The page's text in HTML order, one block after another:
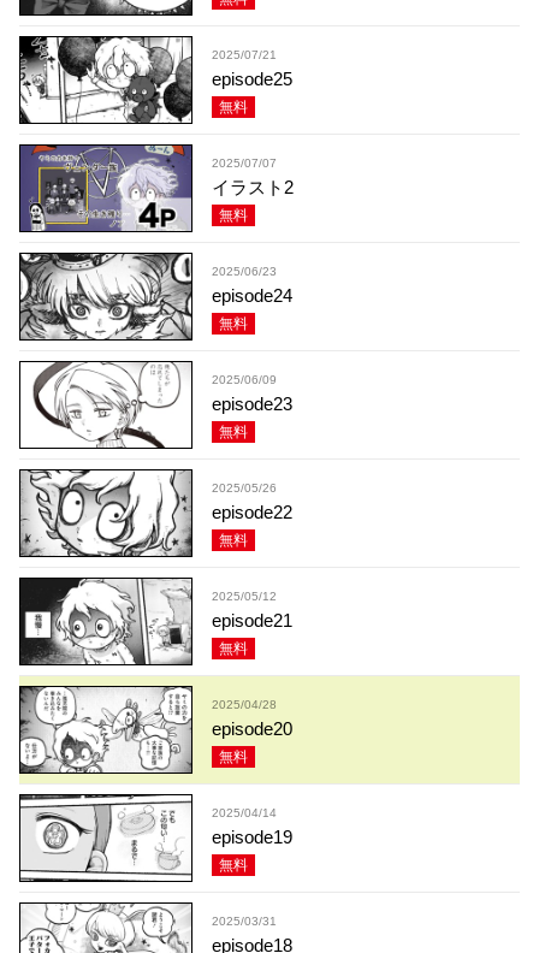
2025/07/21
episode25
無料
2025/07/07
イラスト2
無料
2025/06/23
episode24
無料
2025/06/09
episode23
無料
2025/05/26
episode22
無料
2025/05/12
episode21
無料
2025/04/28
episode20
無料
2025/04/14
episode19
無料
2025/03/31
episode18